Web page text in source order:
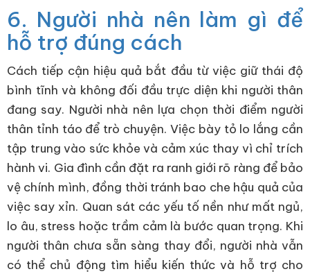
6. Người nhà nên làm gì để
hỗ trợ đúng cách
Cách tiếp cận hiệu quả bắt đầu từ việc giữ thái độ
bình tĩnh và không đối đầu trực diện khi người thân
đang say. Người nhà nên lựa chọn thời điểm người
thân tỉnh táo để trò chuyện. Việc bày tỏ lo lắng cần
tập trung vào sức khỏe và cảm xúc thay vì chỉ trích
hành vi. Gia đình cần đặt ra ranh giới rõ ràng để bảo
vệ chính mình, đồng thời tránh bao che hậu quả của
việc say xỉn. Quan sát các yếu tố nền như mất ngủ,
lo âu, stress hoặc trầm cảm là bước quan trọng. Khi
người thân chưa sẵn sàng thay đổi, người nhà vẫn
có thể chủ động tìm hiểu kiến thức và hỗ trợ cho